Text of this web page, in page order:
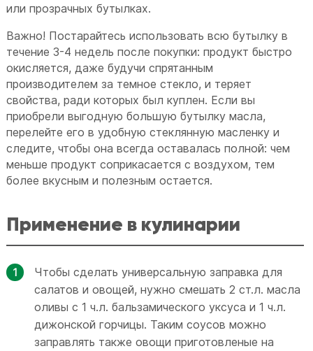
или прозрачных бутылках.
Важно! Постарайтесь использовать всю бутылку в
течение 3-4 недель после покупки: продукт быстро
окисляется, даже будучи спрятанным
производителем за темное стекло, и теряет
свойства, ради которых был куплен. Если вы
приобрели выгодную большую бутылку масла,
перелейте его в удобную стеклянную масленку и
следите, чтобы она всегда оставалась полной: чем
меньше продукт соприкасается с воздухом, тем
более вкусным и полезным остается.
Применение в кулинарии
Чтобы сделать универсальную заправка для
салатов и овощей, нужно смешать 2 ст.л. масла
оливы с 1 ч.л. бальзамического уксуса и 1 ч.л.
дижонской горчицы. Таким соусов можно
заправлять также овощи приготовленые на